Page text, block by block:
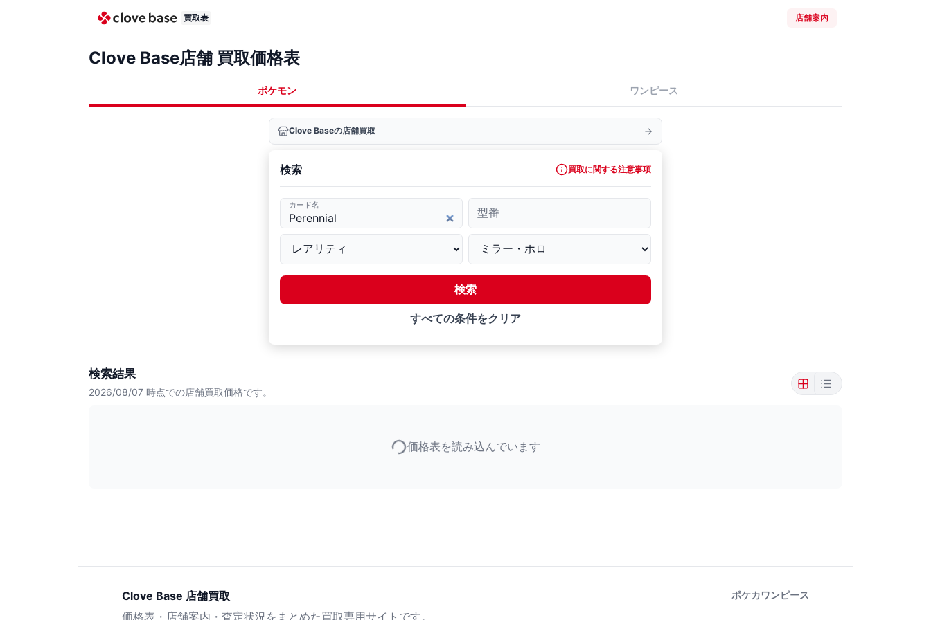
買取表 店舗案内
Clove Base店舗 買取価格表
ポケモン ワンピース
Clove Baseの店舗買取
検索 買取に関する注意事項
カード名
型番
検索
すべての条件をクリア
検索結果
2026/08/07 時点での店舗買取価格です。
価格表を読み込んでいます
Clove Base 店舗買取
価格表・店舗案内・査定状況をまとめた買取専用サイトです。
ポケカワンピース